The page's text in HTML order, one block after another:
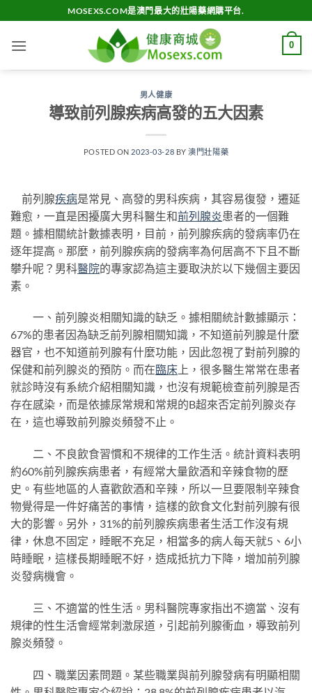
to
content
MOSEXS.COM是澳門最大的壯陽藥網購平台.
0
男人健康
導致前列腺疾病高發的五大因素
POSTED ON 2023-03-28 BY澳門壯陽藥
前列腺疾病是常見、高發的男科疾病，其容易復發，遷延
難愈，一直是困擾廣大男科醫生和前列腺炎患者的一個難
題。據相關統計數據表明，目前，前列腺疾病的發病率仍在
逐年提高。那麼，前列腺疾病的發病率為何居高不下且不斷
攀升呢？男科醫院的專家認為這主要取決於以下幾個主要因
素。
一、前列腺炎相關知識的缺乏。據相關統計數據顯示：
67%的患者因為缺乏前列腺相關知識，不知道前列腺是什麼
器官，也不知道前列腺有什麼功能，因此忽視了對前列腺的
保健和前列腺炎的預防。而在臨床 上，很多醫生常常在患者
就診時沒有系統介紹相關知識，也沒有規範檢查前列腺是否
存在感染，而是依據尿常規和常規的B超來否定前列腺炎存
在，這也導致前列腺炎頻發不止。
二、不良飲食習慣和不規律的工作生活。統計資料表明
約60%前列腺疾病患者，有經常大量飲酒和辛辣食物的歷
史。有些地區的人喜歡飲酒和辛辣，所以一旦要限制辛辣食
物覺得是一件好痛苦的事情，這樣的飲食文化對前列腺有很
大的影響。另外，31%的前列腺疾病患者生活工作沒有規
律，休息不固定，睡眠不充足，相當多的病人每天就5、6小
時睡眠，這樣長期睡眠不好，造成抵抗力下降，增加前列腺
炎發病機會。
三、不適當的性生活。男科醫院專家指出不適當、沒有
規律的性生活會經常刺激尿道，引起前列腺衝血，導致前列
腺炎頻發。
四、職業因素問題。某些職業與前列腺發病有明顯相關